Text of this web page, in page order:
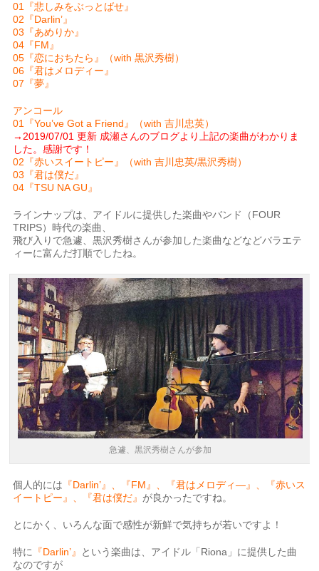
01『悲しみをぶっとばせ』
02『Darlin’』
03『あめりか』
04『FM』
05『恋におちたら』（with 黒沢秀樹）
06『君はメロディー』
07『夢』
アンコール
01『You’ve Got a Friend』（with 吉川忠英）
→2019/07/01 更新 成瀬さんのブログより上記の楽曲がわかりま
した。感謝です！
02『赤いスイートピー』（with 吉川忠英/黒沢秀樹）
03『君は僕だ』
04『TSU NA GU』
ラインナップは、アイドルに提供した楽曲やバンド（FOUR
TRIPS）時代の楽曲、
飛び入りで急遽、黒沢秀樹さんが参加した楽曲などなどバラエテ
ィーに富んだ打順でしたね。
急遽、黒沢秀樹さんが参加
個人的には 『Darlin’』、『FM』、『君はメロディ―』、『赤いス
イートピー』、『君は僕だ』 が良かったですね。
とにかく、いろんな面で感性が新鮮で気持ちが若いですよ！
特に 『Darlin’』 という楽曲は、アイドル「Riona」に提供した曲
なのですが